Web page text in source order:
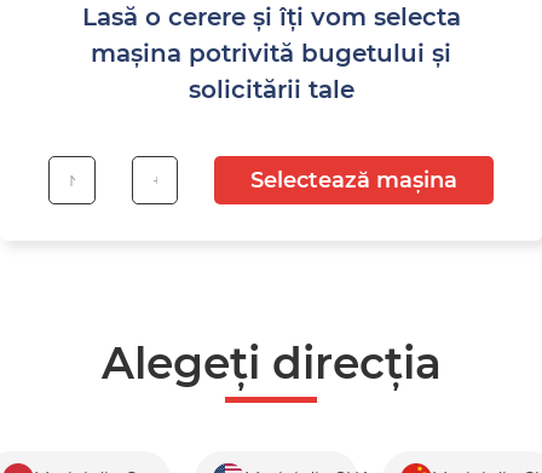
Lasă o cerere și îți vom selecta
mașina potrivită bugetului și
solicitării tale
Selectează mașina
Alegeți direcția